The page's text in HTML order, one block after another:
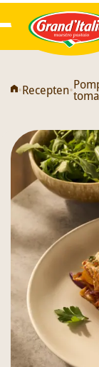
Grand'Italia
•Recepten•